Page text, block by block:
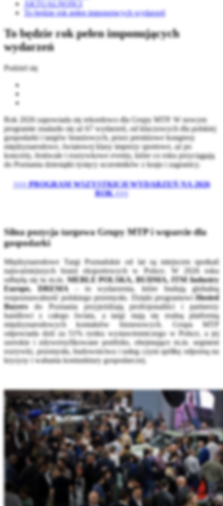
AKTUALNOŚCI
To będzie rok pełen imponujących wydarzeń
To będzie rok pełen imponujących
wydarzeń
Podziel się
Rok 2026 zapowiada się rekordowo dla Grupy MTP. W nowym
programie znalazło się aż 67 wydarzeń, od kluczowych dla polskiej
gospodarki i targów branżowych, przez prestiżowe kongresy
międzynarodowe, światowej klasy imprezy sportowe, aż po
koncerty, festiwale i rozrywkowe eventy, które co roku przyciągają
do Poznania dziesiątki tysięcy uczestników z kraju i zagranicy.
>>> PROGRAM WSZYSTKICH WYDARZEŃ NA 2026
ROK <<<
Silna pozycja targowa Grupy MTP i wsparcie dla
gospodarki
Międzynarodowe Targi Poznańskie od lat są miejscem spotkań
najważniejszych branż eksportowych w Polsce. W 2026 roku
odbędą się tu m.in. MEBLE POLSKA, BUDMA, ITM Industry
Europe, DREMA
– to wydarzenia, które budują globalną
rozpoznawalność polskiego przemysłu. Dzięki programowi Hosted
Buyersdo Poznania przyjeżdżają profesjonaliści i partnerzy
handlowi z całego świata, a targi stają się realną platformą
międzynarodowych kontaktów biznesowych. Grupa MTP
odpowiada dziś za 51% rynku wystawienniczego w Polsce, a jej
szerokie i zdywersyfikowane portfolio, obejmujące m.in. segment
rozrywki, przemysłu, budownictwa i usług czyni spółkę odporną na
kryzysy i wahania koniunktury gospodarczej.